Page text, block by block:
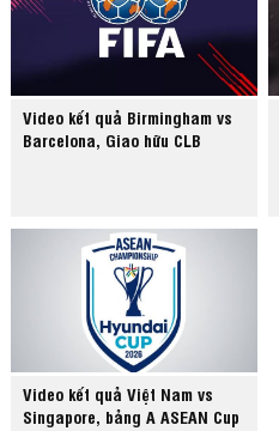
Video kết quả Birmingham vs
Barcelona, Giao hữu CLB
Video kết quả Việt Nam vs
Singapore, bảng A ASEAN Cup